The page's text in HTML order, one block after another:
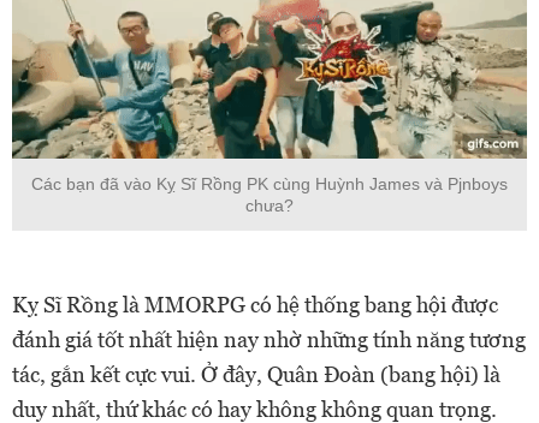
Các bạn đã vào Kỵ Sĩ Rồng PK cùng Huỳnh James và Pjnboys
chưa?
Kỵ Sĩ Rồng là MMORPG có hệ thống bang hội được
đánh giá tốt nhất hiện nay nhờ những tính năng tương
tác, gắn kết cực vui. Ở đây, Quân Đoàn (bang hội) là
duy nhất, thứ khác có hay không không quan trọng.